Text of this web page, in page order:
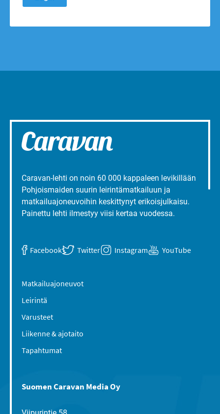
Caravan-lehti on noin 60 000 kappaleen levikillään
Pohjoismaiden suurin leirintämatkailuun ja
matkailuajoneuvoihin keskittynyt erikoisjulkaisu.
Painettu lehti ilmestyy viisi kertaa vuodessa.
Facebook Twitter Instagram YouTube
Matkailuajoneuvot
Leirintä
Varusteet
Liikenne & ajotaito
Tapahtumat
Suomen Caravan Media Oy